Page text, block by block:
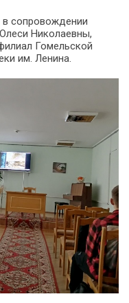
сопровождении
Николаевны,
Гомельской
им. Ленина.